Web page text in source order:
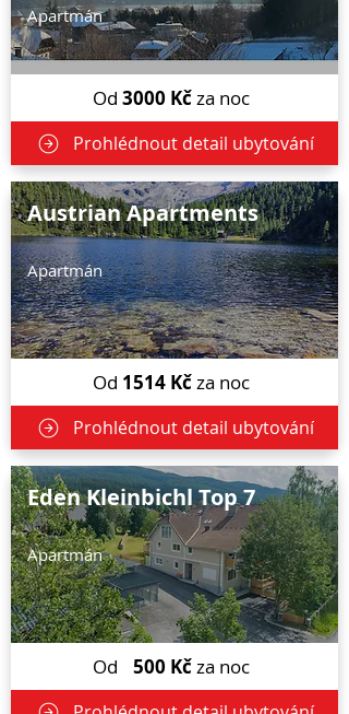
Apartmán
Od 3000 Kčza noc
Prohlédnout detail ubytování
Austrian Apartments
Apartmán
Od 1514 Kčza noc
Prohlédnout detail ubytování
Eden Kleinbichl Top 7
Apartmán
Od 500 Kčza noc